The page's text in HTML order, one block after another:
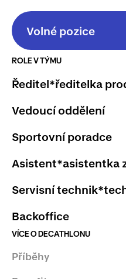
Volné pozice
ROLE V TÝMU
Ředitel*ředitelka
Vedoucí oddělení
Sportovní poradce
Asistent*asistentka
Servisní
Backoffice
VÍCE O DECATHLONU
Příběhy